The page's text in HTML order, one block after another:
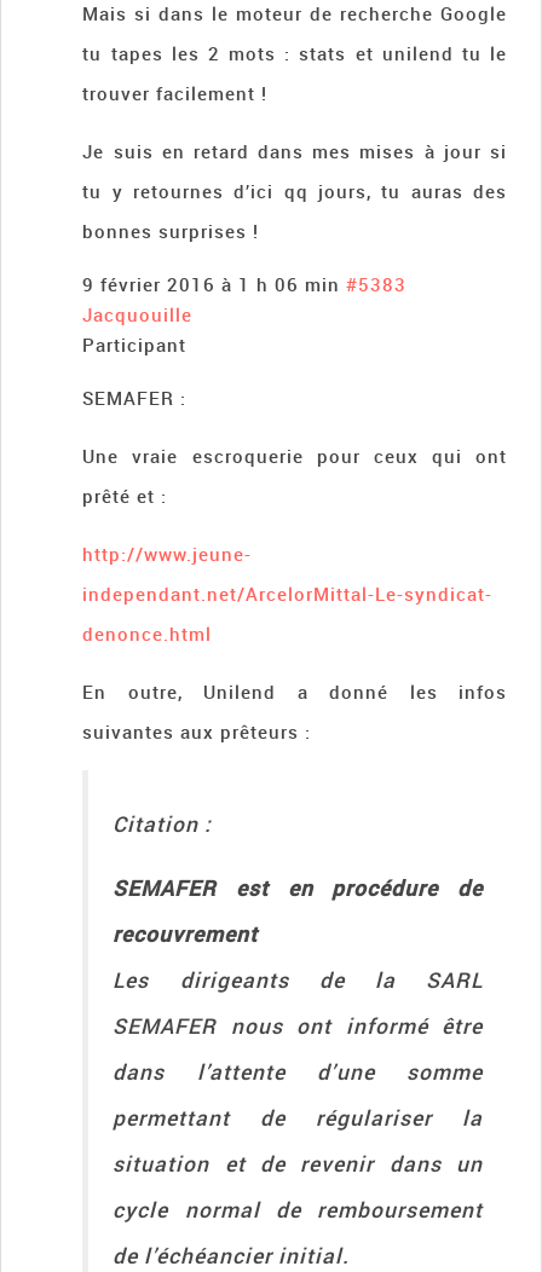
Mais si dans le moteur de recherche Google
tu tapes les 2 mots : stats et unilend tu le
trouver facilement !
Je suis en retard dans mes mises à jour si
tu y retournes d’ici qq jours, tu auras des
bonnes surprises !
9 février 2016 à 1 h 06 min #5383
Jacquouille
Participant
SEMAFER :
Une vraie escroquerie pour ceux qui ont
prêté et :
http://www.jeune-
independant.net/ArcelorMittal-Le-syndicat-
denonce.html
En outre, Unilend a donné les infos
suivantes aux prêteurs :
Citation :
SEMAFER est en procédure de
recouvrement
Les dirigeants de la SARL
SEMAFER nous ont informé être
dans l’attente d’une somme
permettant de régulariser la
situation et de revenir dans un
cycle normal de remboursement
de l’échéancier initial.